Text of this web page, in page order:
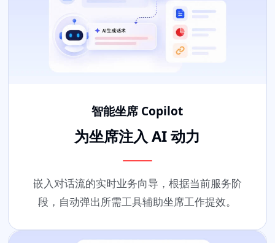
智能坐席 Copilot
为坐席注入 AI 动力
嵌入对话流的实时业务向导，根据当前服务阶
段，自动弹出所需工具辅助坐席工作提效。